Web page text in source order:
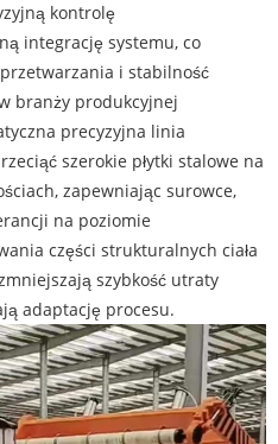
kontrolę
integrację systemu, co
i stabilność
branży produkcyjnej
precyzyjna linia
szerokie płytki stalowe na
zapewniając surowce,
na poziomie
części strukturalnych ciała
szybkość utraty
adaptację procesu.